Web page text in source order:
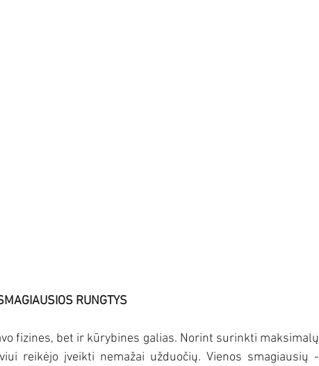
RUNGTYS
fizines, bet ir kūrybines galias. Norint surinkti maksimalų
reikėjo įveikti nemažai užduočių. Vienos smagiausių -